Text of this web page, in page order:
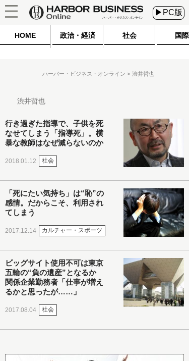
▶PC版
HOME 政治・経済 社会 国際
ハーバー・ビジネス・オンライン 渋井哲也
渋井哲也
行き過ぎた指導で、子供を死
なせてしまう「指導死」。横
暴な教師はなぜ減らないのか
2018.01.12 社会
「死にたい気持ち」は“恥”の
感情。だからこそ、利用され
てしまう
2017.12.14 カルチャー・スポーツ
ビッグサイト使用不可は東京
五輪の“負の遺産”となるか
関係企業勤務者「仕事が増え
るかと思ったが……」
2017.08.04 社会